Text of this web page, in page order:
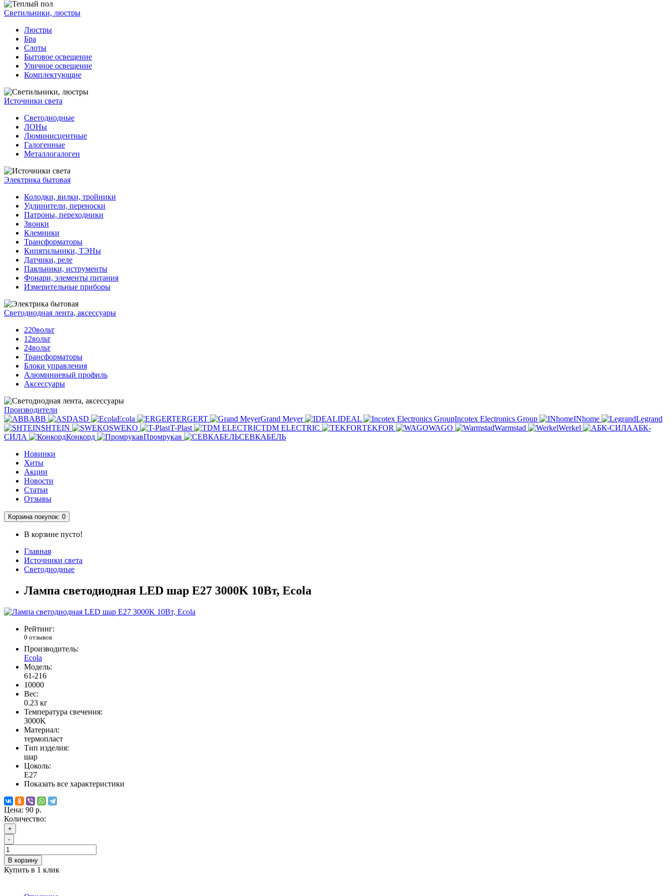
Светильники, люстры
Люстры
Бра
Слоты
Бытовое освещение
Уличное освещение
Комплектующие
Источники света
Светодиодные
ЛОНы
Люминисцентные
Галогенные
Металлогалоген
Электрика бытовая
Колодки, вилки, тройники
Удлинители, переноски
Патроны, переходники
Звонки
Клемники
Трансформаторы
Кипятильники, ТЭНы
Датчики, реле
Паяльники, иструменты
Фонари, элементы питания
Измерительные приборы
Светодиодная лента, аксессуары
220вольт
12вольт
24вольт
Трансформаторы
Блоки управления
Алюминиевый профиль
Аксессуары
Производители
ABB
ASD Ecola ERGERT Grand Meyer IDEAL Incotex Electronics Group INhome
Legrand
SHTEIN
SWEKO T-Plast TDM ELECTRIC TEKFOR WAGO Warmstad Werkel
АБК-
СИЛА
Конкорд Промрукав
СЕВКАБЕЛЬ
Новинки
Хиты
Акции
Новости
Статьи
Отзывы
Корзина покупок: 0
В корзине пусто!
Главная
Источники света
Светодиодные
Лампа светодиодная LED шар Е27 3000K 10Вт, Ecola
Рейтинг:
0 отзывов
Производитель:
Ecola
Модель:
61-216
10000
Вес:
0.23 кг
Температура свечения:
3000K
Материал:
термопласт
Тип изделия:
шар
Цоколь:
Е27
Показать все характеристики
Цена: 90 р.
Количество:
+
-
В корзину
Купить в 1 клик